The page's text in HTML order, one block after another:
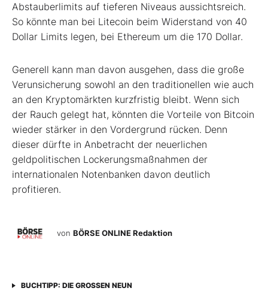
Abstauberlimits auf tieferen Niveaus aussichtsreich.
So könnte man bei Litecoin beim Widerstand von 40
Dollar Limits legen, bei Ethereum um die 170 Dollar.
Generell kann man davon ausgehen, dass die große
Verunsicherung sowohl an den traditionellen wie auch
an den Kryptomärkten kurzfristig bleibt. Wenn sich
der Rauch gelegt hat, könnten die Vorteile von Bitcoin
wieder stärker in den Vordergrund rücken. Denn
dieser dürfte in Anbetracht der neuerlichen
geldpolitischen Lockerungsmaßnahmen der
internationalen Notenbanken davon deutlich
profitieren.
von BÖRSE ONLINE Redaktion
BUCHTIPP: DIE GROSSEN NEUN